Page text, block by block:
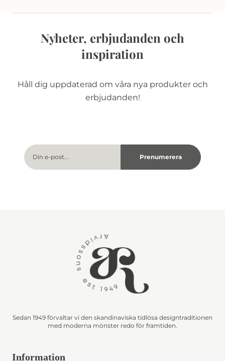
Nyheter, erbjudanden och
inspiration
Håll dig uppdaterad om våra nya produkter och
erbjudanden!
Sedan 1949 förvaltar vi den skandinaviska tidlösa designtraditionen
med moderna mönster redo för framtiden.
Information